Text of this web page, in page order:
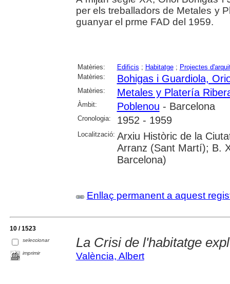
per els treballadors de Metales y
guanyar el prme FAD del 1959.
Matèries: Edificis ; Habitatge; Projectes
Matèries:
Bohigas i Guardiola,
Matèries: Metales y Platería
Àmbit: Poblenou - Barcelona
Cronologia: 1952 - 1959
Localització: Arxiu Històric de la
Arranz (Sant Martí); B.
Barcelona)
Enllaç permanent a aquest
10 / 1523
seleccionar
imprimir
La Crisi de l'habitatge
València, Albert